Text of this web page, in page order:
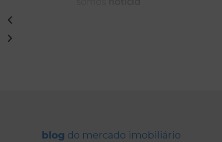
blog do mercado imobiliário